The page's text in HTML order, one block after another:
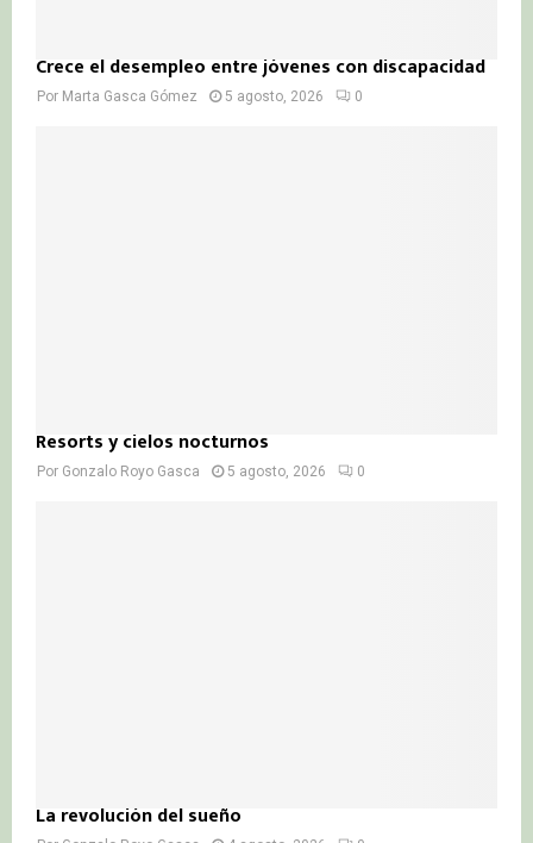
Crece el desempleo entre jóvenes con discapacidad
Por Marta Gasca Gómez 5 agosto, 2026 0
Resorts y cielos nocturnos
Por Gonzalo Royo Gasca 5 agosto, 2026 0
La revolución del sueño